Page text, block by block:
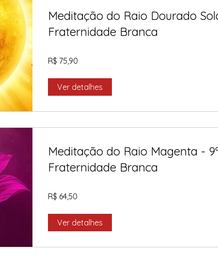
Meditação do Raio Dourado
Fraternidade Branca
R$ 75,90
Ver detalhes
Meditação do Raio Magenta -
Fraternidade Branca
R$ 64,50
Ver detalhes